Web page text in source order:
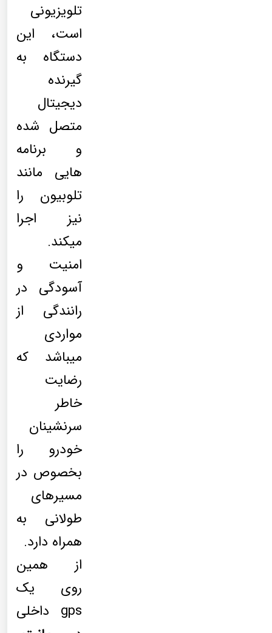
تلویزیونی
است، این
دستگاه به
گیرنده
دیجیتال
متصل شده
و برنامه
هایی مانند
تلوبیون را
نیز اجرا
میکند.
امنیت و
آسودگی در
رانندگی از
مواردی
میباشد که
رضایت
خاطر
سرنشینان
خودرو را
بخصوص در
مسیرهای
طولانی به
همراه دارد.
از همین
روی یک
gps داخلی